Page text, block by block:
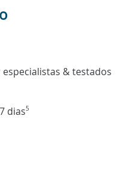
& testados
dias5